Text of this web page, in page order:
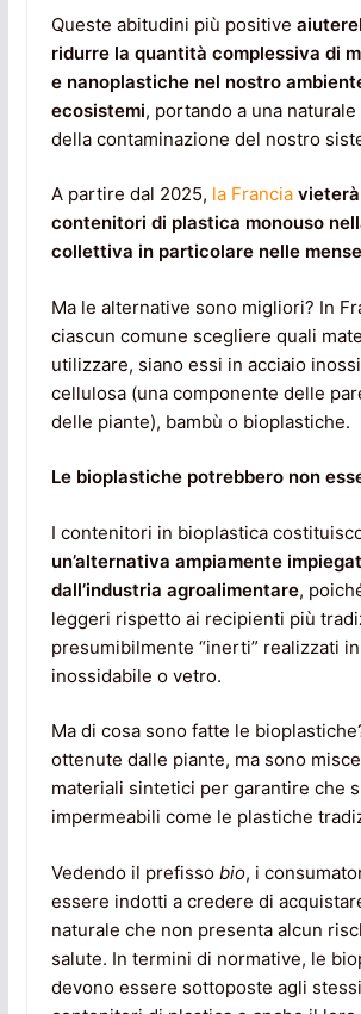
Queste abitudini più positive
ridurre la quantità complessiva di
e nanoplastiche nel nostro
ecosistemi, portando a una
della contaminazione del nostro
A partire dal 2025, la Francia vieterà
contenitori di plastica monouso
collettiva in particolare nelle
Ma le alternative sono migliori? In
ciascun comune scegliere quali
utilizzare, siano essi in acciaio
cellulosa (una componente delle
delle piante), bambù o bioplastiche.
Le bioplastiche potrebbero non
I contenitori in bioplastica
un’alternativa ampiamente
dall’industria agroalimentare,
leggeri rispetto ai recipienti più
presumibilmente “inerti” realizzati
inossidabile o vetro.
Ma di cosa sono fatte le
ottenute dalle piante, ma sono
materiali sintetici per garantire che
impermeabili come le plastiche
Vedendo il prefisso bio, i
essere indotti a credere di
naturale che non presenta alcun
salute. In termini di normative, le
devono essere sottoposte agli